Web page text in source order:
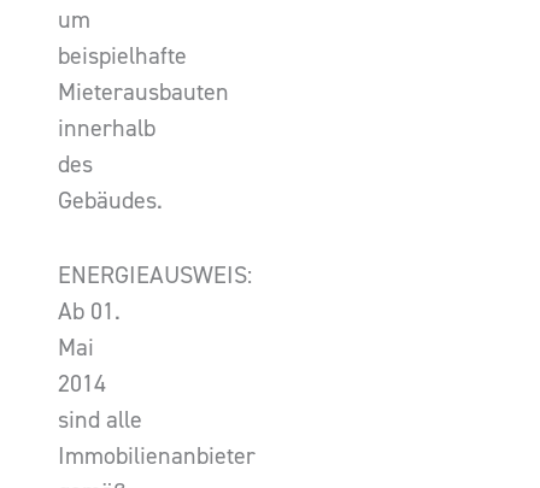
um
beispielhafte
Mieterausbauten
innerhalb
des
Gebäudes.
ENERGIEAUSWEIS:
Ab 01.
Mai
2014
sind alle
Immobilienanbieter